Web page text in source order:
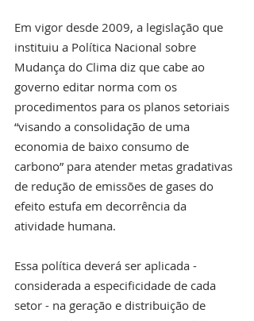
Em vigor desde 2009, a legislação que
instituiu a Política Nacional sobre
Mudança do Clima diz que cabe ao
governo editar norma com os
procedimentos para os planos setoriais
“visando a consolidação de uma
economia de baixo consumo de
carbono” para atender metas gradativas
de redução de emissões de gases do
efeito estufa em decorrência da
atividade humana.
Essa política deverá ser aplicada -
considerada a especificidade de cada
setor - na geração e distribuição de